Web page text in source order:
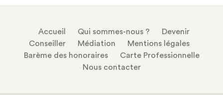
Accueil Qui sommes-nous ?
Devenir
Conseiller
Médiation
Mentions légales
Barème des honoraires
Carte Professionnelle
Nous contacter